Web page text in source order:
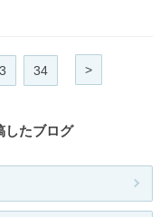
34 >
したブログ